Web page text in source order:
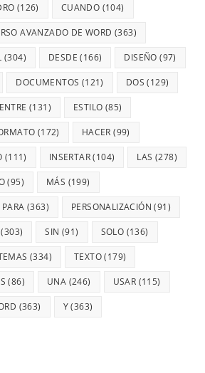
(126) CUANDO (104)
AVANZADO DE WORD (363)
(304) DESDE (166) DISEÑO (97)
DOCUMENTOS (121) DOS (129)
ENTRE (131) ESTILO (85)
(172) HACER (99)
(111) INSERTAR(104) LAS (278)
(95) MÁS (199)
PARA (363) PERSONALIZACIÓN (91)
(303) SIN (91) SOLO (136)
(334) TEXTO(179)
(86) UNA (246) USAR (115)
(363) Y(363)